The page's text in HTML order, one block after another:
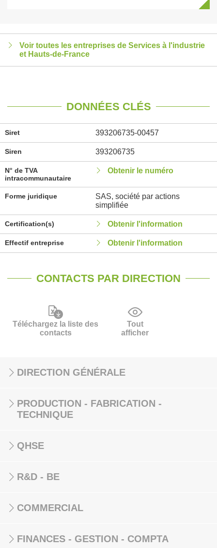
Voir toutes les entreprises de Services à l'industrie
et Hauts-de-France
DONNÉES CLÉS
Siret 393206735-00457
Siren 393206735
N° de TVA
intracommunautaire
Obtenir le numéro
Forme juridique
SAS, société par actions
simplifiée
Certification(s) Obtenir l'information
Effectif entreprise Obtenir l'information
CONTACTS PAR DIRECTION
Téléchargez la liste des
contacts
Tout
afficher
DIRECTION GÉNÉRALE
PRODUCTION - FABRICATION -
TECHNIQUE
QHSE
R&D - BE
COMMERCIAL
FINANCES - GESTION - COMPTA